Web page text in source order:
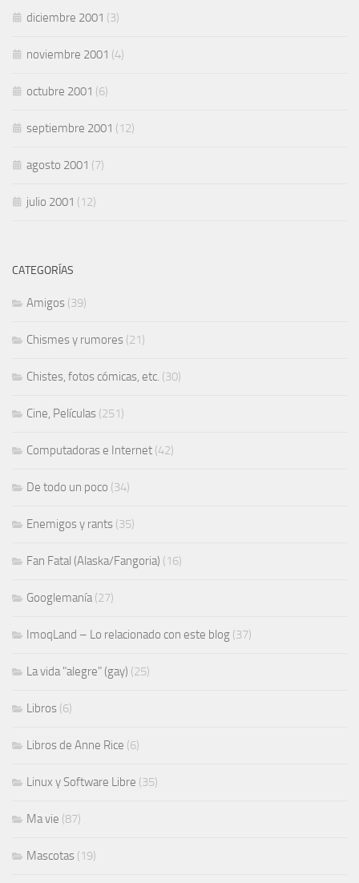
diciembre 2001 (3)
noviembre 2001 (4)
octubre 2001 (6)
septiembre 2001 (12)
agosto 2001 (7)
julio 2001 (12)
CATEGORÍAS
Amigos (39)
Chismes y rumores (21)
Chistes, fotos cómicas, etc. (30)
Cine, Películas (251)
Computadoras e Internet (42)
De todo un poco (34)
Enemigos y rants (35)
Fan Fatal (Alaska/Fangoria) (16)
Googlemanía(27)
ImoqLand – Lo relacionado con este blog (37)
La vida "alegre" (gay) (25)
Libros (6)
Libros de Anne Rice (6)
Linux y Software Libre (35)
Ma vie (87)
Mascotas (19)